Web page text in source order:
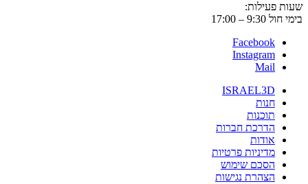
שעות פעילות:
בימי חול 9:30 – 17:00
Facebook
Instagram
Mail
ISRAEL3D
חנות
תוכנות
הדרכת חברות
אודות
מדיניות פרטיות
הסכם שימוש
הצהרת נגישות